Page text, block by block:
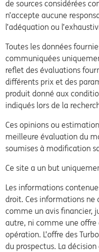
de sources considérées
n’accepte aucune
l’adéquation ou
Toutes les données
communiquées
reflet des évaluations
différents prix et des
produit donné aux
indiqués lors de la
Ces opinions ou
meilleure évaluation du
soumises à modification
Ce site a un but
Les informations
droit. Ces informations
comme un avis financier,
autre, ni comme une offre
opération. L’offre des
du prospectus. La décision